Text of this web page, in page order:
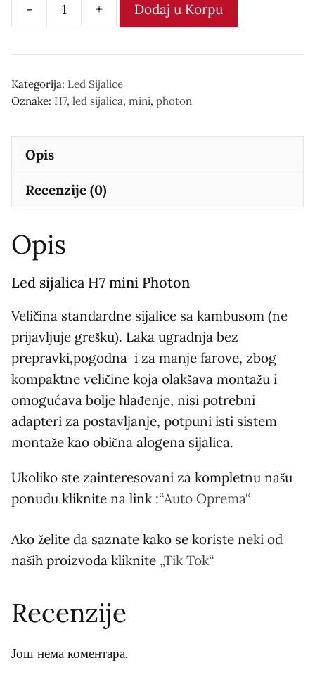
-
Led
mini
количина
+ Dodaj u Korpu
Kategorija: Led Sijalice
Oznake: H7, led sijalica, mini, photon
Opis
Recenzije (0)
Opis
Led sijalica H7 mini Photon
Veličina standardne sijalice sa kambusom (ne
prijavljuje grešku). Laka ugradnja bez
prepravki,pogodna i za manje farove, zbog
kompaktne veličine koja olakšava montažu i
omogućava bolje hlađenje, nisi potrebni
adapteri za postavljanje, potpuni isti sistem
montaže kao obična alogena sijalica.
Ukoliko ste zainteresovani za kompletnu našu
ponudu kliknite na link :“Auto Oprema“
Ako želite da saznate kako se koriste neki od
naših proizvoda kliknite „Tik Tok“
Recenzije
Још нема коментара.